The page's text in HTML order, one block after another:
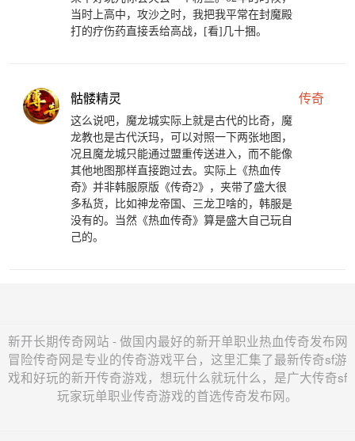
当时上高中，攻沙之时，我把我平常在封魔殿
打的疗伤药直接丢给高战，[看]几十捆。
骷髅精灵 传奇
这么说吧，魔龙城实际上就是古代的比奇，魔
龙教也是古代沃玛，可以对照一下两张地图，
况且魔龙城只能通过盟重传送进入，而不能像
其他地图那样直接跑过去。实际上《热血传
奇》并非韩服原版《传奇2》，夹带了盛大很
多私货，比如神龙帝国、三龙卫啥的，韩服是
没有的。当然《热血传奇》算是盛大自己玩自
己的。
新开长期传奇网站 - 做国内最好的新开单职业热血传奇发布网
冒险传奇网是专业的传奇游戏平台，这里汇集了最新传奇sf游
戏和好玩的新开传奇游戏，想玩什么就玩什么，是广大传奇sf
玩家玩单职业传奇游戏的首选传奇发布网。